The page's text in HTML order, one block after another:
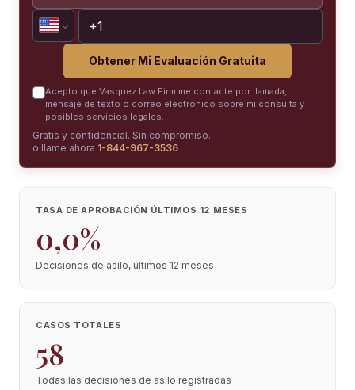
Obtener Mi Evaluación Gratuita
Acepto que Vasquez Law Firm me contacte por llamada,
mensaje de texto o correo electrónico sobre mi consulta y
posibles servicios legales.
Gratis y confidencial. Sin compromiso.
o llame ahora 1-844-967-3536
TASA DE APROBACIÓN ÚLTIMOS 12 MESES
0,0%
Decisiones de asilo, últimos 12 meses
CASOS TOTALES
58
Todas las decisiones de asilo registradas